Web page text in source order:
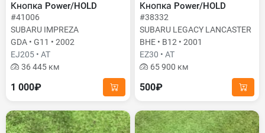
Кнопка Power/HOLD
#41006
SUBARU IMPREZA
GDA • G11 • 2002
EJ205 • AT
36 445 км
1 000₽
Кнопка Power/HOLD
#38332
SUBARU LEGACY LANCASTER
BHE • B12 • 2001
EZ30 • AT
65 900 км
500₽